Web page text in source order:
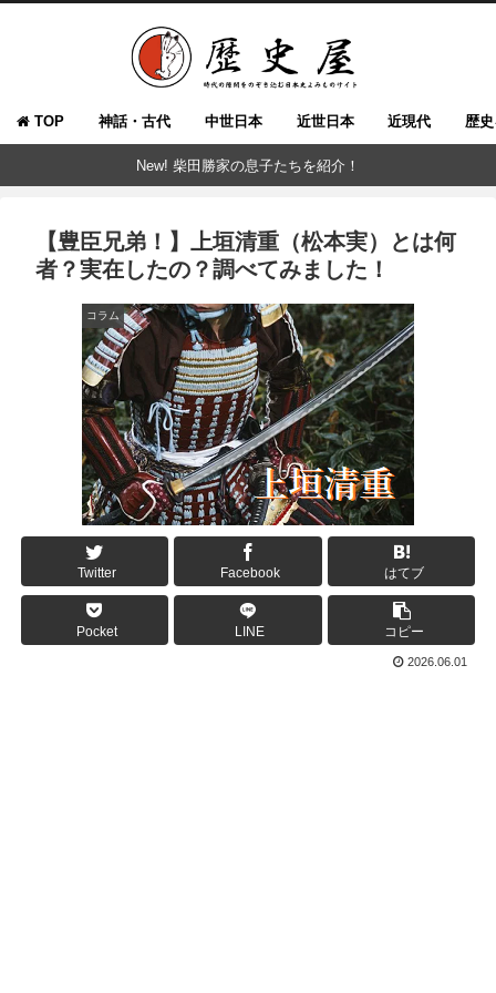
TOP 神話・古代 中世日本 近世日本 近現代 歴
New! 柴田勝家の息子たちを紹介！
【豊臣兄弟！】上垣清重（松本実）とは何
者？実在したの？調べてみました！
コラム
Twitter Facebook はてブ
Pocket LINE コピー
2026.06.01